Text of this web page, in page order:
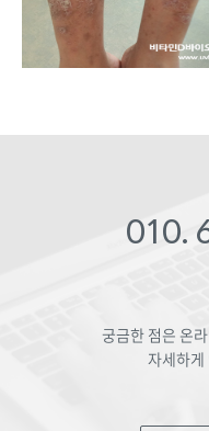
010.
궁금한 점은 온
자세하게